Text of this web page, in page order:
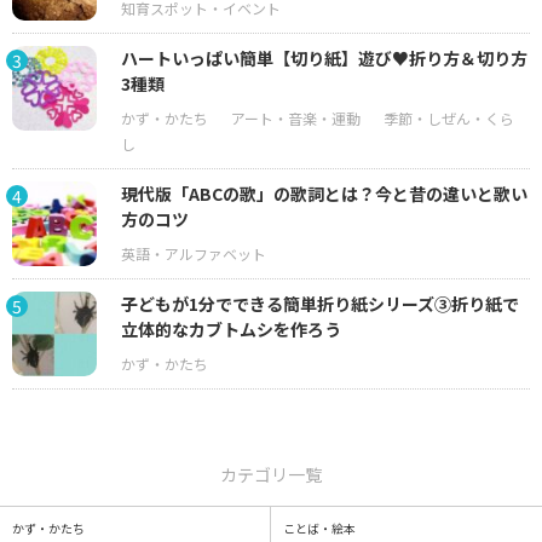
3
ハートいっぱい簡単【切り紙】遊び♥折り方＆切り方
3種類
4
現代版「ABCの歌」の歌詞とは？今と昔の違いと歌い
方のコツ
5
子どもが1分でできる簡単折り紙シリーズ③折り紙で
立体的なカブトムシを作ろう
カテゴリ一覧
かず・かたち ことば・絵本